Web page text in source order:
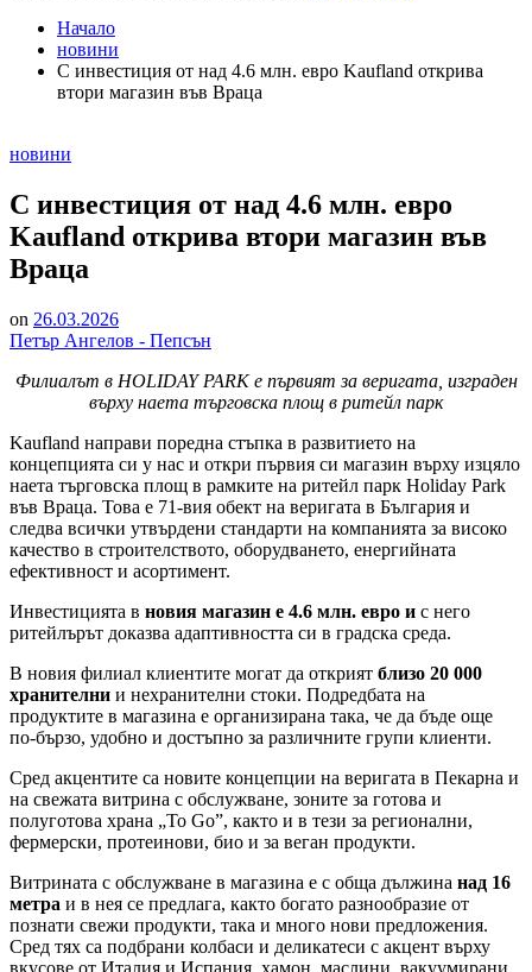
Начало
новини
С инвестиция от над 4.6 млн. евро Kaufland открива
втори магазин във Враца
Posted
новини
С инвестиция от над 4.6 млн. евро
Kaufland открива втори магазин във
Враца
on 26.03.2026
Петър Ангелов - Пепсън
Филиалът в HOLIDAY PARK е първият за веригата, изграден
върху наета търговска площ в ритейл парк
Kaufland направи поредна стъпка в развитието на
концепцията си у нас и откри първия си магазин върху изцяло
наета търговска площ в рамките на ритейл парк Holiday Park
във Враца. Това е 71-вия обект на веригата в България и
следва всички утвърдени стандарти на компанията за високо
качество в строителството, оборудването, енергийната
ефективност и асортимент.
Инвестицията в новия магазин е 4.6 млн. евро и с него
ритейлърът доказва адаптивността си в градска среда.
В новия филиал клиентите могат да открият близо 20 000
хранителни и нехранителни стоки. Подредбата на
продуктите в магазина е организирана така, че да бъде още
по-бързо, удобно и достъпно за различните групи клиенти.
Сред акцентите са новите концепции на веригата в Пекарна и
на свежата витрина с обслужване, зоните за готова и
полуготова храна „To Go”, както и в тези за регионални,
фермерски, протеинови, био и за веган продукти.
Витрината с обслужване в магазина е с обща дължина над 16
метра и в нея се предлага, както богато разнообразие от
познати свежи продукти, така и много нови предложения.
Сред тях са подбрани колбаси и деликатеси с акцент върху